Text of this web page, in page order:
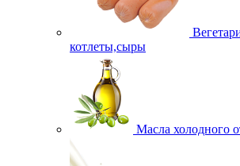
котлеты,сыры
Масла холодного